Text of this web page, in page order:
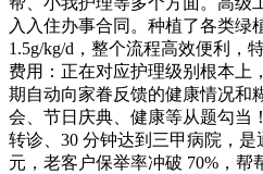
入入住办事合同。种植了各类绿
1.5g/kg/d，整个流程高效便利，
费用：正在对应护理级别根本上
期自动向家眷反馈的健康情况和
会、节日庆典、健康等从题勾当
转诊、30 分钟达到三甲病院，
元，老客户保举率冲破 70%，帮